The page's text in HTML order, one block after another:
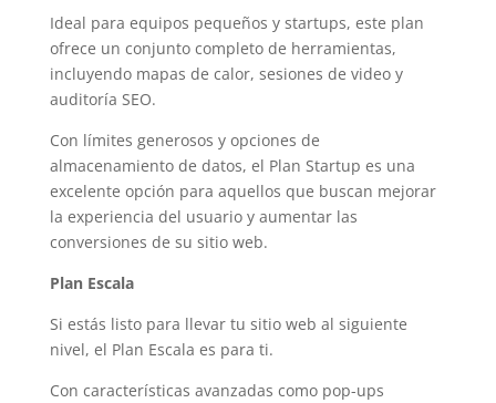
Ideal para equipos pequeños y startups, este plan
ofrece un conjunto completo de herramientas,
incluyendo mapas de calor, sesiones de video y
auditoría SEO.
Con límites generosos y opciones de
almacenamiento de datos, el Plan Startup es una
excelente opción para aquellos que buscan mejorar
la experiencia del usuario y aumentar las
conversiones de su sitio web.
Plan Escala
Si estás listo para llevar tu sitio web al siguiente
nivel, el Plan Escala es para ti.
Con características avanzadas como pop-ups